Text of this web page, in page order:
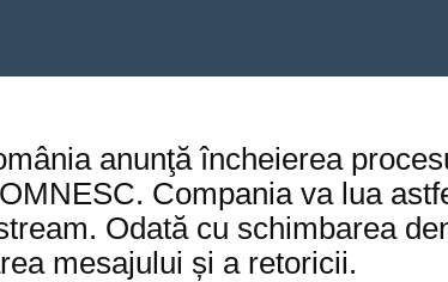
anunţă încheierea
Compania va lua
Odată cu schimbarea
mesajului și a retoricii.